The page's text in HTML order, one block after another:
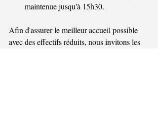
maintenue jusqu'à 15h30.
Afin d'assurer le meilleur accueil possible
avec des effectifs réduits, nous invitons les